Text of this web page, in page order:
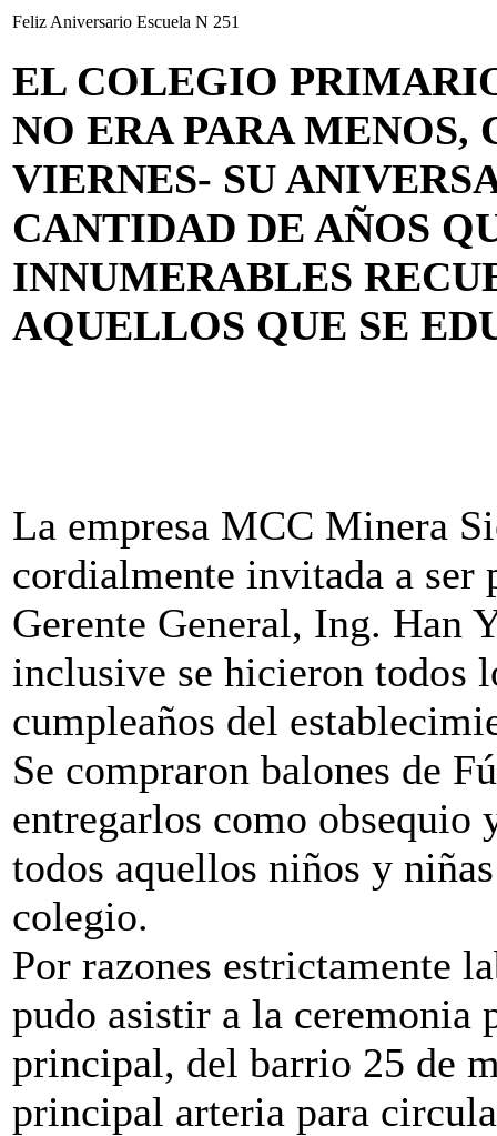
Feliz Aniversario Escuela N 251
EL COLEGIO
NO ERA PARA MENOS,
VIERNES- SU
CANTIDAD DE AÑOS
INNUMERABLES
AQUELLOS QUE SE
La empresa MCC Minera
cordialmente invitada a ser
Gerente General, Ing. Han
inclusive se hicieron todos
cumpleaños del
Se compraron balones de
entregarlos como obsequio
todos aquellos niños y
colegio.
Por razones estrictamente
pudo asistir a la ceremonia
principal, del barrio 25 de
principal arteria para